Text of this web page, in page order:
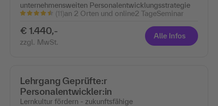
unternehmensweiten Personalentwicklungsstrategie
(11)an 2 Orten und online2 TageSeminar
€ 1.440,-
zzgl. MwSt.
Alle Infos
Lehrgang Geprüfte:r
Personalentwickler:in
Lernkultur fördern - zukunftsfähige